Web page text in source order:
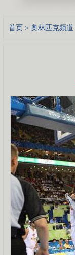
首页 > 奥林匹克频道